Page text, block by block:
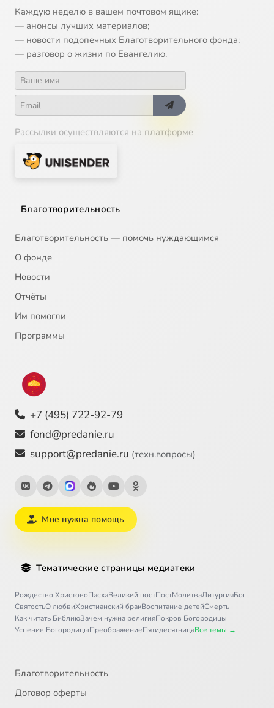
Каждую неделю в вашем почтовом ящике:
— анонсы лучших материалов;
— новости подопечных Благотворительного фонда;
— разговор о жизни по Евангелию.
Рассылки осуществляются на платформе
Благотворительность
Благотворительность — помочь нуждающимся
О фонде
Новости
Отчёты
Им помогли
Программы
+7 (495) 722-92-79
fond@predanie.ru
support@predanie.ru (техн.вопросы)
Мне нужна помощь
Тематические страницы медиатеки
Рождество ХристовоПасхаВеликий постПостМолитваЛитургияБог
СвятостьО любвиХристианский бракВоспитание детейСмерть
Как читать БиблиюЗачем нужна религияПокров Богородицы
Успение БогородицыПреображениеПятидесятницаВсе темы →
Благотворительность
Договор оферты